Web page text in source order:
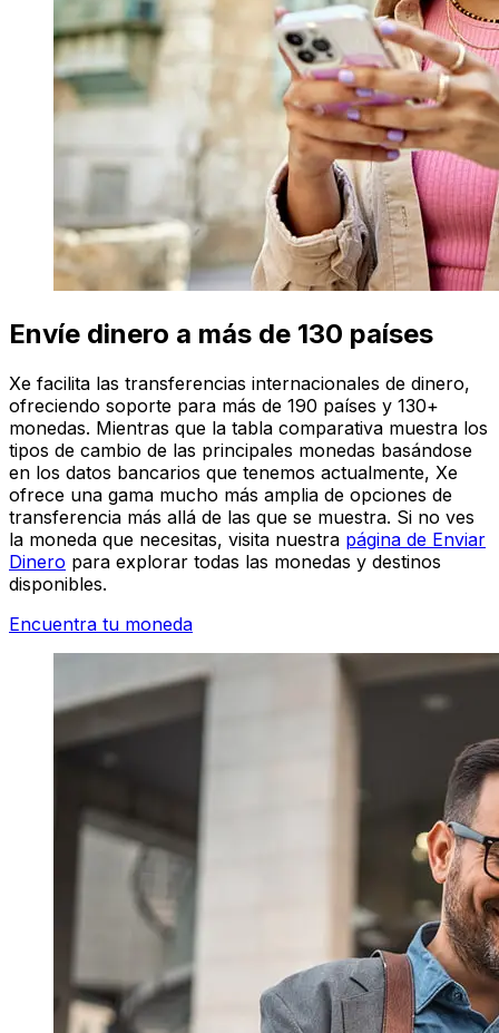
Envíe dinero a más de 130 países
Xe facilita las transferencias internacionales de dinero,
ofreciendo soporte para más de 190 países y 130+
monedas. Mientras que la tabla comparativa muestra los
tipos de cambio de las principales monedas basándose
en los datos bancarios que tenemos actualmente, Xe
ofrece una gama mucho más amplia de opciones de
transferencia más allá de las que se muestra. Si no ves
la moneda que necesitas, visita nuestra página de Enviar
Dinero para explorar todas las monedas y destinos
disponibles.
Encuentra tu moneda